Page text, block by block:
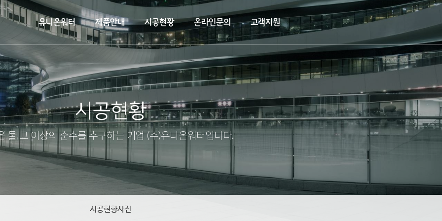
유니온워터 제품안내 시공현황 온라인문의 고객지원
시공현황
물 그 이상의 순수를 추구하는 기업 (주)유니온워터입니다.
시공현황사진